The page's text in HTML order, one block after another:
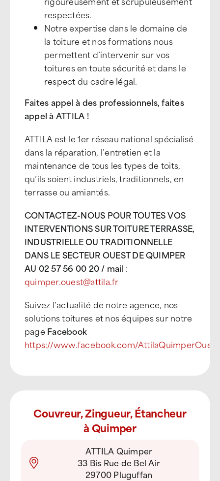
respectées.
Notre expertise dans le domaine de
la toiture et nos formations nous
permettent d’intervenir sur vos
toitures en toute sécurité et dans le
respect du cadre légal.
Faites appel à des professionnels, faites
appel à ATTILA !
ATTILA est le 1er réseau national spécialisé
dans la réparation, l’entretien et la
maintenance de tous les types de toits,
qu’ils soient industriels, traditionnels, en
terrasse ou amiantés.
CONTACTEZ-NOUS POUR TOUTES VOS
INTERVENTIONS SUR TOITURE TERRASSE,
INDUSTRIELLE OU TRADITIONNELLE
DANS LE SECTEUR OUEST DE QUIMPER
AU 02 57 56 00 20 / mail :
quimper.ouest@attila.fr
Suivez l’actualité de notre agence, nos
solutions toitures et nos équipes sur notre
page Facebook
https://www.facebook.com/
Couvreur, Zingueur, Étancheur
à Quimper
ATTILA Quimper
33 Bis Rue de Bel Air
29700 Pluguffan